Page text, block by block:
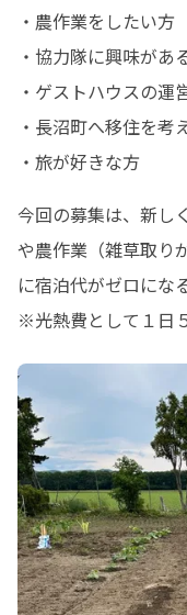
・農作業をしたい方
・協力隊に興味があ
・ゲストハウスの運
・長沼町へ移住を考
・旅が好きな方
今回の募集は、新し
や農作業（雑草取り
に宿泊代がゼロにな
※光熱費として１日